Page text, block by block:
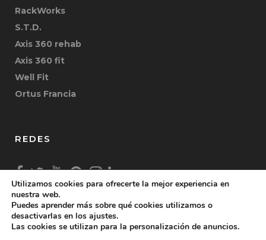
RackWorks
S.T.D.
Axis 360 rehab
Axis 360 fit
Well Fit
Ortus Francia
REDES
Utilizamos cookies para ofrecerte la mejor experiencia en
nuestra web.
Puedes aprender más sobre qué cookies utilizamos o
desactivarlas en los ajustes.
Las cookies se utilizan para la personalización de anuncios.